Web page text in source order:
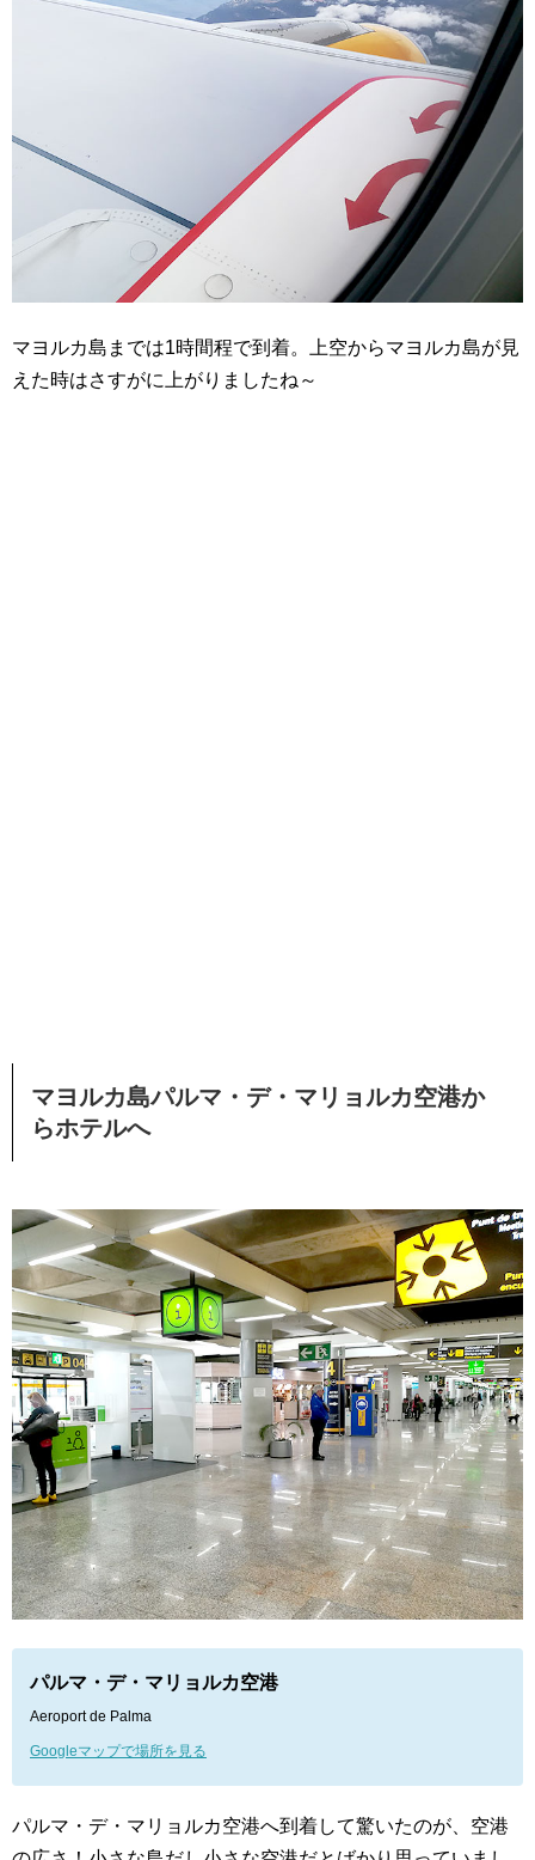
マヨルカ島までは1時間程で到着。上空からマヨルカ島が見
えた時はさすがに上がりましたね～
マヨルカ島パルマ・デ・マリョルカ空港か
らホテルへ
パルマ・デ・マリョルカ空港
Aeroport de Palma
Googleマップで場所を見る
パルマ・デ・マリョルカ空港へ到着して驚いたのが、空港